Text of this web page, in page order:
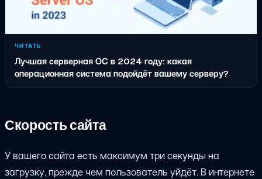
ЧИТАТЬ
Лучшая серверная ОС в 2024 году: какая
операционная система подойдёт вашему серверу?
Скорость сайта
У вашего сайта есть максимум три секунды на
загрузку, прежде чем пользователь уйдёт. В интернете